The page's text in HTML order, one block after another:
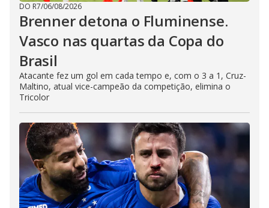
DO R7/06/08/2026
Brenner detona o Fluminense.
Vasco nas quartas da Copa do
Brasil
Atacante fez um gol em cada tempo e, com o 3 a 1, Cruz-
Maltino, atual vice-campeão da competição, elimina o
Tricolor